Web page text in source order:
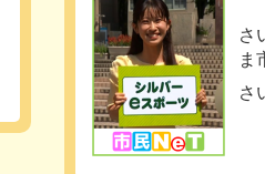
さ
ま
さ